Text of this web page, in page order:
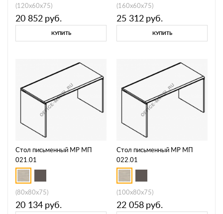
(120x60x75)
20 852 руб.
КУПИТЬ
(160x60x75)
25 312 руб.
КУПИТЬ
Стол письменный МР МП
021.01
(80x80x75)
20 134 руб.
Стол письменный МР МП
022.01
(100x80x75)
22 058 руб.